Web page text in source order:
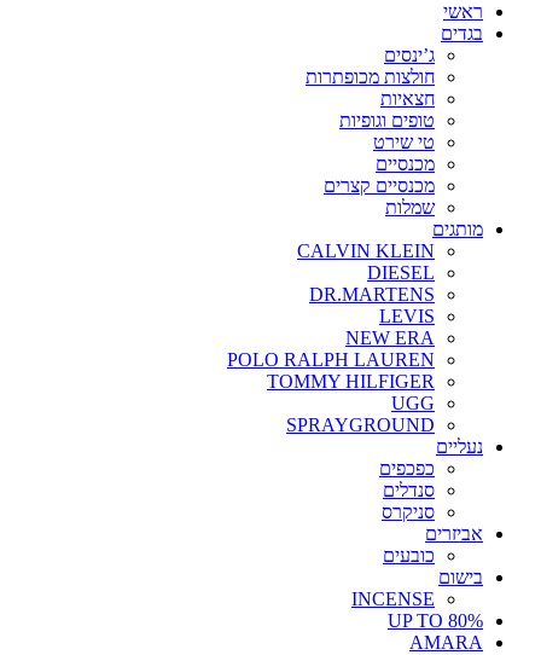
ראשי
בגדים
ג’ינסים
חולצות מכופתרות
חצאיות
טופים וגופיות
טי שירט
מכנסיים
מכנסיים קצרים
שמלות
מותגים
CALVIN KLEIN
DIESEL
DR.MARTENS
LEVIS
NEW ERA
POLO RALPH LAUREN
TOMMY HILFIGER
UGG
SPRAYGROUND
נעליים
כפכפים
סנדלים
סניקרס
אביזרים
כובעים
בישום
INCENSE
UP TO 80%
AMARA